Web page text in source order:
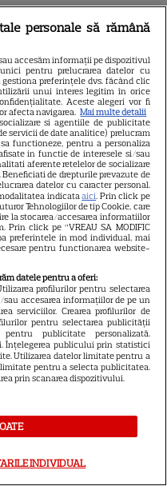
4 august 2026.
le este greu să
într-un context
dar ei știu că
altfel
retrage banii din
vinetele la bloc, fără
casa de fum
personale să rămână
accesăm informații pe dispozitivul
pentru prelucrarea datelor cu
preferințele dvs. făcând clic
unui interes legitim în orice
Aceste alegeri vor fi
afecta navigarea. Mai multe detalii
si agentiile de publicitate
servicii de date analitice) prelucram
functioneze, pentru a personaliza
in functie de interesele si/sau
aferente retelelor de socializare
de drepturile prevazute de
datelor cu caracter personal.
indicataaici. Prin click pe
Tehnologiilor de tip Cookie, care
la stocarea/accesarea informatiilor
Prin click pe “VREAU SA MODIFIC
preferintele in mod individual, mai
pentru functionarea website-
datele pentru a oferi:
profilurilor pentru selectarea
accesarea informațiilor de pe un
serviciilor. Crearea profilurilor de
pentru selectarea publicității
pentru publicitate personalizată.
Înțelegerea publicului prin statistici
Utilizarea datelor limitate pentru a
pentru a selecta publicitatea.
prin scanarea dispozitivului.
INDIVIDUAL